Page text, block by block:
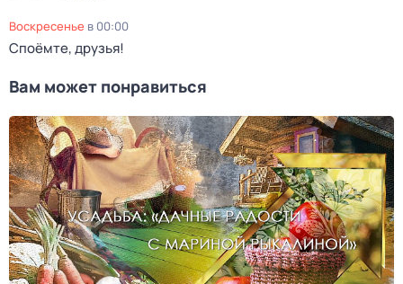
воскресенье в 00:00
Споёмте, друзья!
Вам может понравиться